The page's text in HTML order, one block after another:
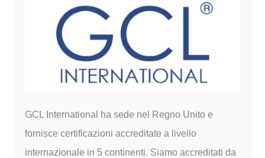
GCL International ha sede nel Regno Unito e
fornisce certificazioni accreditate a livello
internazionale in 5 continenti. Siamo accreditati da